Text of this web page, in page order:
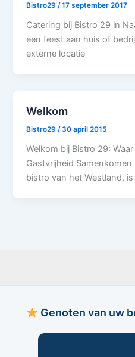
Bistro29/17 september 2017
Catering bij Bistro 29 in
een feest aan huis of
externe locatie
Welkom
Bistro29/30 april 2015
Welkom bij Bistro 29:
Gastvrijheid
bistro van het Westland, is
Genoten van uw